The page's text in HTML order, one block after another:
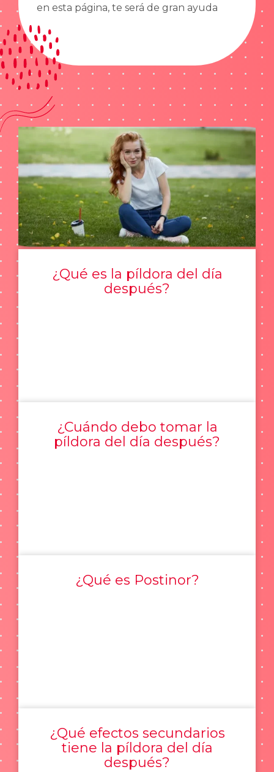
en esta página, te será de gran ayuda
¿Qué es la píldora del día
después?
¿Cuándo debo tomar la
píldora del día después?
¿Qué es Postinor?
¿Qué efectos secundarios
tiene la píldora del día
después?